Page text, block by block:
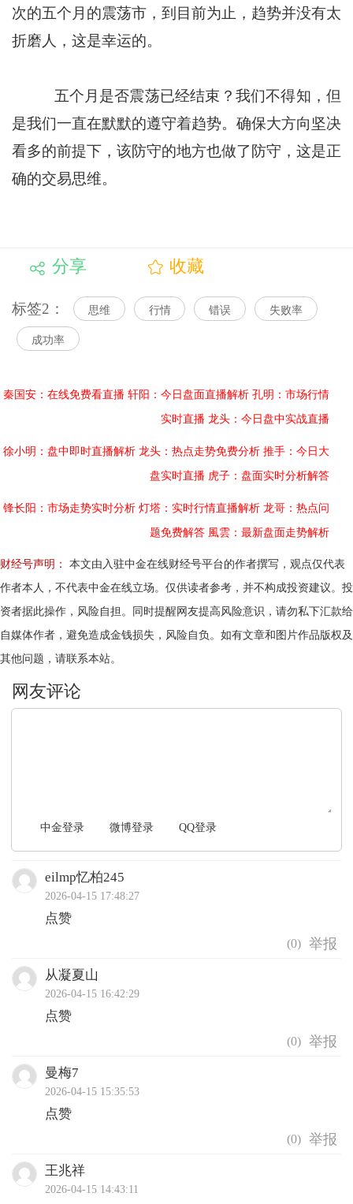
次的五个月的震荡市，到目前为止，趋势并没有太
折磨人，这是幸运的。
五个月是否震荡已经结束？我们不得知，但
是我们一直在默默的遵守着趋势。确保大方向坚决
看多的前提下，该防守的地方也做了防守，这是正
确的交易思维。
分享 收藏
标签2： 思维 行情 错误 失败率
成功率
秦国安：在线免费看直播 轩阳：今日盘面直播解析 孔明：市场行情
实时直播 龙头：今日盘中实战直播
徐小明：盘中即时直播解析 龙头：热点走势免费分析 推手：今日大
盘实时直播 虎子：盘面实时分析解答
锋长阳：市场走势实时分析 灯塔：实时行情直播解析 龙哥：热点问
题免费解答 風雲：最新盘面走势解析
财经号声明：
本文由入驻中金在线财经号平台的作者撰写，观点仅代表
作者本人，不代表中金在线立场。仅供读者参考，并不构成投资建议。投
资者据此操作，风险自担。同时提醒网友提高风险意识，请勿私下汇款给
自媒体作者，避免造成金钱损失，风险自负。如有文章和图片作品版权及
其他问题，请联系本站。
中金登录 微博登录 QQ登录
eilmp忆柏245
2026-04-15 17:48:27
点赞
(0)
从凝夏山
2026-04-15 16:42:29
点赞
(0)
曼梅7
2026-04-15 15:35:53
点赞
(0)
王兆祥
2026-04-15 14:43:11